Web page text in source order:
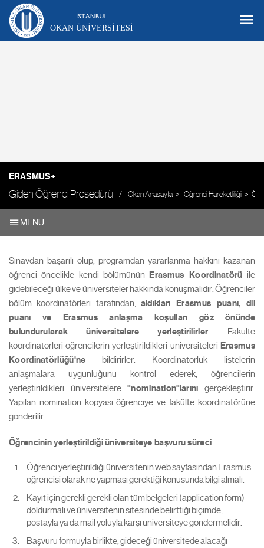
OKAN ÜNIVERSITESI
ERASMUS+
Giden Öğrenci Prosedürü Okan Anasayfa Öğrenci Hareketliliği
MENU
Sınavdan başarılı olup, programdan yararlanma hakkını kazanan
öğrenci öncelikle kendi bölümününErasmus Koordinatörü ile
gidebileceği ülke ve üniversiteler hakkında konuşmalıdır. Öğrenciler
bölüm koordinatörleri tarafından, aldıkları Erasmus puanı, dil
puanı ve Erasmus anlaşma koşulları göz önünde
bulundurularak üniversitelere yerleştirilirler. Fakülte
koordinatörleri öğrencilerin yerleştirildikleri üniversiteleri Erasmus
Koordinatörlüğü'ne bildirirler. Koordinatörlük listelerin
anlaşmalara uygunluğunu kontrol ederek, öğrencilerin
yerleştirildikleri üniversitelere"nomination"larını gerçekleştirir.
Yapılan nomination kopyası öğrenciye ve fakülte koordinatörüne
gönderilir.
Öğrencinin yerleştirildiği üniversiteye başvuru süreci
Öğrenci yerleştirildiği üniversitenin web sayfasından Erasmus
öğrencisi olarak ne yapması gerektiği konusunda bilgi almalı.
Kayıt için gerekli gerekli olan tüm belgeleri (application form)
doldurmalı ve üniversitenin sitesinde belirttiği biçimde,
postayla ya da mail yoluyla karşı üniversiteye göndermelidir.
Başvuru formuyla birlikte, gideceği üniversitede alacağı